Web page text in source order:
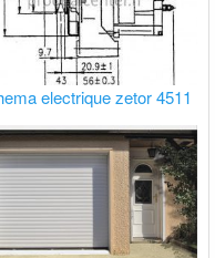
electrique zetor 4511